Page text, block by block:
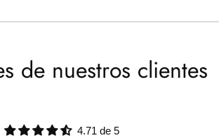
de nuestros clientes
4.71 de 5